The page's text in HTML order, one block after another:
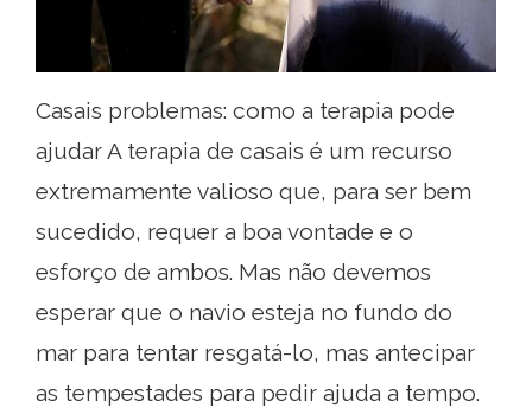
Casais problemas: como a terapia pode
ajudar A terapia de casais é um recurso
extremamente valioso que, para ser bem
sucedido, requer a boa vontade e o
esforço de ambos. Mas não devemos
esperar que o navio esteja no fundo do
mar para tentar resgatá-lo, mas antecipar
as tempestades para pedir ajuda a tempo.